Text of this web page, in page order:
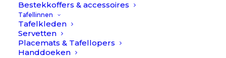
Bestekkoffers & accessoires
Tafellinnen
Tafelkleden
Servetten
Placemats & Tafellopers
Handdoeken